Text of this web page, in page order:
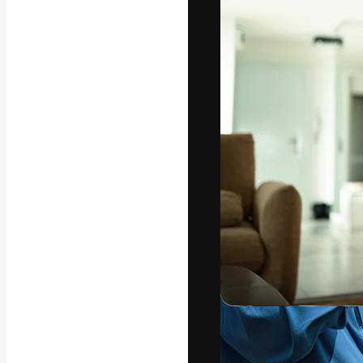
La plataforma
trabajo. Más
entre
Copyright ©